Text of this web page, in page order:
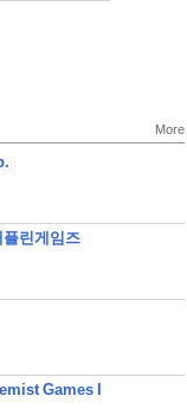
.
으로 다루는
양한 요리를 만
주겠노라! 다양
수많은 요리법
, 오븐요리, 면
택만 하면 만들
More
플린게임즈
Games I